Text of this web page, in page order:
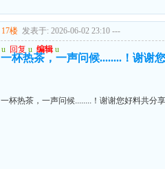
17楼 发表于: 2026-06-02 23:10 ---
u 回复 u 编辑 u
一杯热茶，一声问候........！谢谢
一杯热茶，一声问候........！谢谢您好料共分